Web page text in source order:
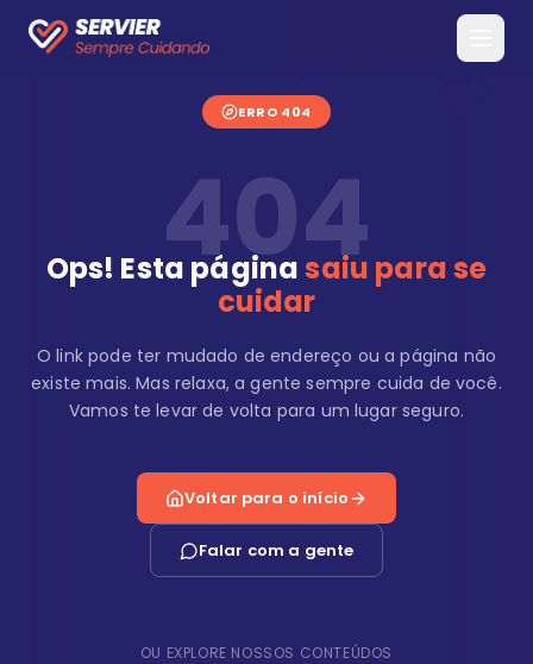
ERRO 404
404
Ops! Esta páginasaiu para se
cuidar
O link pode ter mudado de endereço ou a página não
existe mais. Mas relaxa, a gente sempre cuida de você.
Vamos te levar de volta para um lugar seguro.
Voltar para o início
Falar com a gente
OU EXPLORE NOSSOS CONTEÚDOS